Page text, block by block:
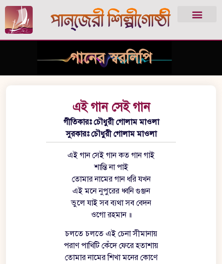
গানের স্বরলিপি
এই গান সেই গান
গীতিকারঃ চৌধুরী গোলাম মাওলা
সুরকারঃ চৌধুরী গোলাম মাওলা
এই গান সেই গান কত গান গাই
শান্তি না পাই
তোমার নামের গান ধরি যখন
এই মনে নুপুরের ধ্বনি গুঞ্জন
ভুলে যাই সব ব্যথা সব বেদন
ওগো রহমান ॥
চলতে চলতে এই চেনা সীমানায়
পরাণ পাখিটি কেঁদে ফেরে হতাশায়
তোমার নামের শিখা মনের কোণে